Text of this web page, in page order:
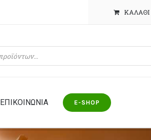
ΚΑΛΆΘΙ
ΕΠΙΚΟΙΝΩΝΙΑ E-SHOP